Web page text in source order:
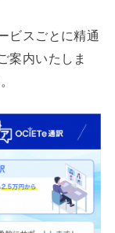
ビスごとに精通
案内いたしま